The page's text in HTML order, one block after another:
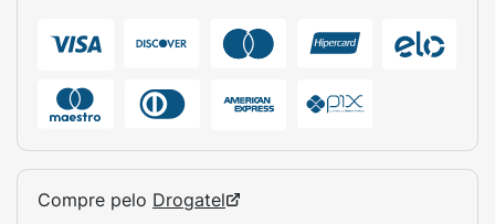
Compre pelo Drogatel